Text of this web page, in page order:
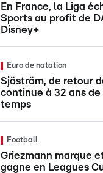
En France, la Liga
Sports au profit de
Disney+
Euro de natation
Sjöström, de retour
continue à 32 ans
temps
Football
Griezmann marque
gagne en Leagues